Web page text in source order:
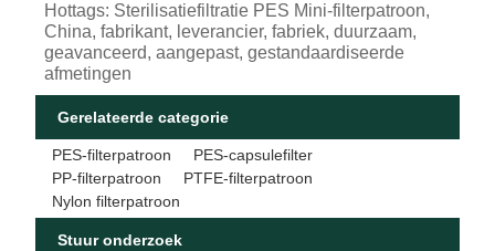
Hottags: Sterilisatiefiltratie PES Mini-filterpatroon,
China, fabrikant, leverancier, fabriek, duurzaam,
geavanceerd, aangepast, gestandaardiseerde
afmetingen
Gerelateerde categorie
PES-filterpatroon
PES-capsulefilter
PP-filterpatroon
PTFE-filterpatroon
Nylon filterpatroon
Stuur onderzoek